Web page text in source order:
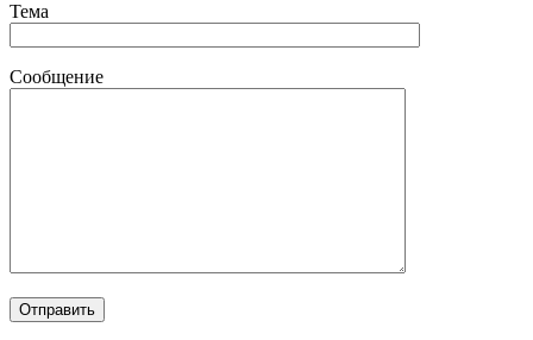
Тема
Сообщение